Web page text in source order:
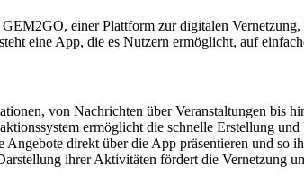
einer Plattform zur digitalen
eine App, die es Nutzern ermöglicht, auf
von Nachrichten über Veranstaltungen bis
ermöglicht die schnelle Erstellung
Angebote direkt über die App präsentieren und so
ihrer Aktivitäten fördert die Vernetzung